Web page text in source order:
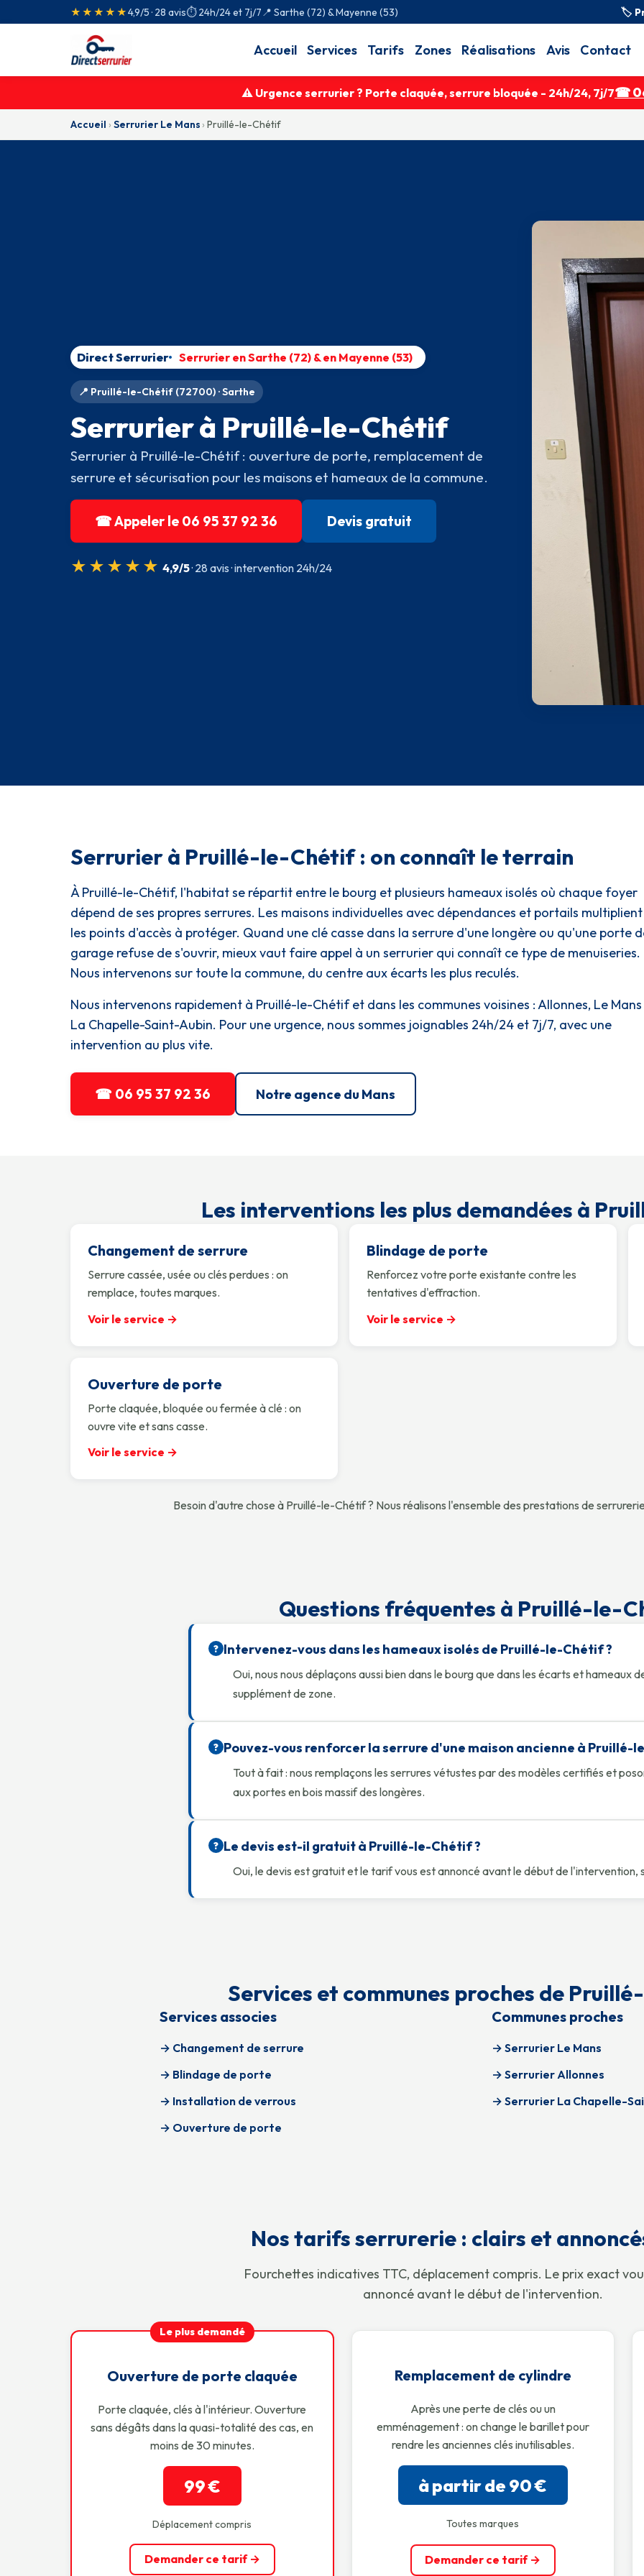
★★★★★4,9/5 · 28 avis⏱ 24h/24 et 7j/7 📍 Sarthe (72) & Mayenne (53) 🏷
Accueil Services Tarifs Zones Réalisations Avis Contact
⚠ Urgence serrurier ? Porte claquée, serrure bloquée - 24h/24, 7j/7☎
Accueil › Serrurier Le Mans › Pruillé-le-Chétif
Direct Serrurier Serrurier en Sarthe (72) & en Mayenne (53)
📍 Pruillé-le-Chétif (72700) · Sarthe
Serrurier à Pruillé-le-Chétif
Serrurier à Pruillé-le-Chétif : ouverture de porte, remplacement de
serrure et sécurisation pour les maisons et hameaux de la commune.
☎ Appeler le 06 95 37 92 36 Devis gratuit
★★★★★ 4,9/5· 28 avis · intervention 24h/24
Serrurier à Pruillé-le-Chétif : on connaît le terrain
À Pruillé-le-Chétif, l'habitat se répartit entre le bourg et plusieurs hameaux isolés où chaque foyer
dépend de ses propres serrures. Les maisons individuelles avec dépendances et portails multiplient
les points d'accès à protéger. Quand une clé casse dans la serrure d'une longère ou qu'une porte
garage refuse de s'ouvrir, mieux vaut faire appel à un serrurier qui connaît ce type de menuiseries.
Nous intervenons sur toute la commune, du centre aux écarts les plus reculés.
Nous intervenons rapidement à Pruillé-le-Chétif et dans les communes voisines : Allonnes, Le
La Chapelle-Saint-Aubin. Pour une urgence, nous sommes joignables 24h/24 et 7j/7, avec une
intervention au plus vite.
☎ 06 95 37 92 36 Notre agence du Mans
Les interventions les plus demandées à
Changement de serrure
Serrure cassée, usée ou clés perdues : on
remplace, toutes marques.
Voir le service →
Blindage de porte
Renforcez votre porte existante contre les
tentatives d'effraction.
Voir le service →
Ouverture de porte
Porte claquée, bloquée ou fermée à clé : on
ouvre vite et sans casse.
Voir le service →
Besoin d'autre chose à Pruillé-le-Chétif ? Nous réalisons l'ensemble des prestations de
Questions fréquentes à Pruillé-le-
? Intervenez-vous dans les hameaux isolés de Pruillé-le-Chétif ?
Oui, nous nous déplaçons aussi bien dans le bourg que dans les écarts et hameaux
supplément de zone.
? Pouvez-vous renforcer la serrure d'une maison ancienne à Pruillé-
Tout à fait : nous remplaçons les serrures vétustes par des modèles certifiés et
aux portes en bois massif des longères.
? Le devis est-il gratuit à Pruillé-le-Chétif ?
Oui, le devis est gratuit et le tarif vous est annoncé avant le début de l'intervention,
Services et communes proches de
Services associes
→ Changement de serrure
→ Blindage de porte
→ Installation de verrous
→ Ouverture de porte
Communes proches
→ Serrurier Le Mans
→ Serrurier Allonnes
→ Serrurier La Chapelle-
Nos tarifs serrurerie : clairs et
Fourchettes indicatives TTC, déplacement compris. Le prix exact
annoncé avant le début de l'intervention.
Le plus demandé
Ouverture de porte claquée
Porte claquée, clés à l'intérieur. Ouverture
sans dégâts dans la quasi-totalité des cas, en
moins de 30 minutes.
99 €
Déplacement compris
Demander ce tarif →
Remplacement de cylindre
Après une perte de clés ou un
emménagement : on change le barillet pour
rendre les anciennes clés inutilisables.
à partir de 90 €
Toutes marques
Demander ce tarif →